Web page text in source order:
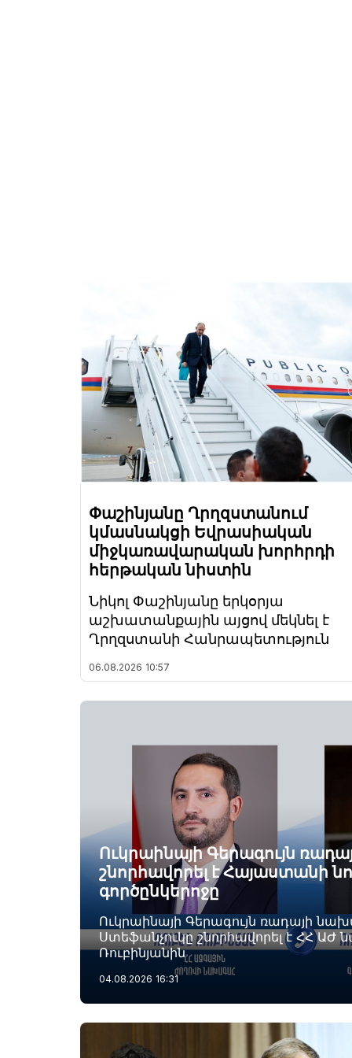
Փաշինյանը Ղրղզստանում
կմասնակցի Եվրասիական
միջկառավարական խորհրդի
հերթական նիստին
Նիկոլ Փաշինյանը երկօրյա
աշխատանքային այցով մեկնել է
Ղրղզստանի Հանրապետություն
06.08.2026 10:57
Ուկրաինայի Գերագույն
շնորհավորել է Հայաստանի
գործընկերոջը
Ուկրաինայի Գերագույն ռադայի
Ստեֆանչուկը շնորհավորել է ՀՀ ԱԺ
Ռուբինյանին
04.08.2026 16:31